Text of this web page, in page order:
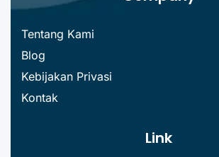
Tentang Kami
Blog
Kebijakan Privasi
Kontak
Link